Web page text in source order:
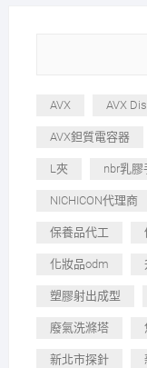
AVX AVX
AVX鉭質電容器
L夾 nbr乳膠
NICHICON代理商
保養品代工
化妝品odm
塑膠射出成型
廢氣洗滌塔
新北市探針